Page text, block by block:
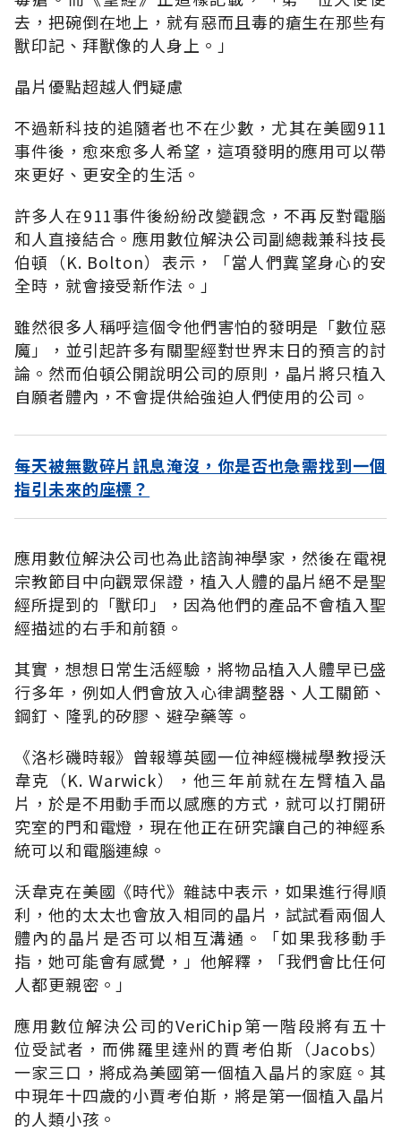
去，把碗倒在地上，就有惡而且毒的瘡生在那些有
獸印記、拜獸像的人身上。」
晶片優點超越人們疑慮
不過新科技的追隨者也不在少數，尤其在美國911
事件後，愈來愈多人希望，這項發明的應用可以帶
來更好、更安全的生活。
許多人在911事件後紛紛改變觀念，不再反對電腦
和人直接結合。應用數位解決公司副總裁兼科技長
伯頓（K. Bolton）表示，「當人們冀望身心的安
全時，就會接受新作法。」
雖然很多人稱呼這個令他們害怕的發明是「數位惡
魔」，並引起許多有關聖經對世界末日的預言的討
論。然而伯頓公開說明公司的原則，晶片將只植入
自願者體內，不會提供給強迫人們使用的公司。
每天被無數碎片訊息淹沒，你是否也急需找到一個
指引未來的座標？
應用數位解決公司也為此諮詢神學家，然後在電視
宗教節目中向觀眾保證，植入人體的晶片絕不是聖
經所提到的「獸印」，因為他們的產品不會植入聖
經描述的右手和前額。
其實，想想日常生活經驗，將物品植入人體早已盛
行多年，例如人們會放入心律調整器、人工關節、
鋼釘、隆乳的矽膠、避孕藥等。
《洛杉磯時報》曾報導英國一位神經機械學教授沃
韋克（K. Warwick），他三年前就在左臂植入晶
片，於是不用動手而以感應的方式，就可以打開研
究室的門和電燈，現在他正在研究讓自己的神經系
統可以和電腦連線。
沃韋克在美國《時代》雜誌中表示，如果進行得順
利，他的太太也會放入相同的晶片，試試看兩個人
體內的晶片是否可以相互溝通。「如果我移動手
指，她可能會有感覺，」他解釋，「我們會比任何
人都更親密。」
應用數位解決公司的VeriChip第一階段將有五十
位受試者，而佛羅里達州的賈考伯斯（Jacobs）
一家三口，將成為美國第一個植入晶片的家庭。其
中現年十四歲的小賈考伯斯，將是第一個植入晶片
的人類小孩。